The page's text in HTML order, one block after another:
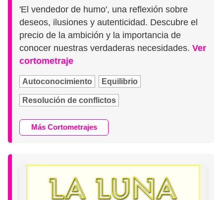
'El vendedor de humo', una reflexión sobre
deseos, ilusiones y autenticidad. Descubre el
precio de la ambición y la importancia de
conocer nuestras verdaderas necesidades.Ver
cortometraje
Autoconocimiento Equilibrio
Resolución de conflictos
Más Cortometrajes